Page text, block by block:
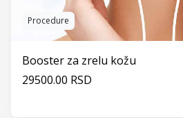
Procedure
Booster za zrelu kožu
29500.00 RSD